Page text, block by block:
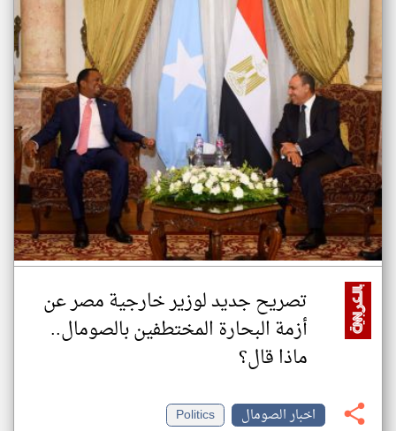
تصريح جديد لوزير خارجية مصر عن
أزمة البحارة المختطفين بالصومال..
ماذا قال؟
اخبار الصومال
Politics